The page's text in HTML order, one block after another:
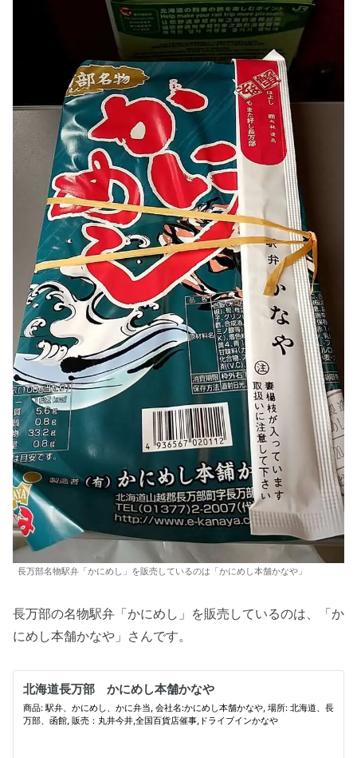
長万部名物駅弁「かにめし」を販売しているのは「かにめし本舗かなや」
長万部の名物駅弁「かにめし」を販売しているのは、「か
にめし本舗かなや」さんです。